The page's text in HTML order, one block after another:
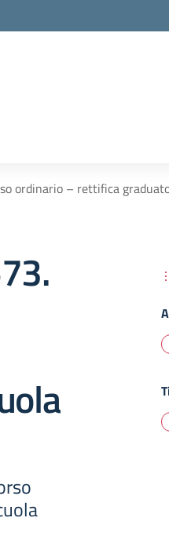
ordinario – rettifica